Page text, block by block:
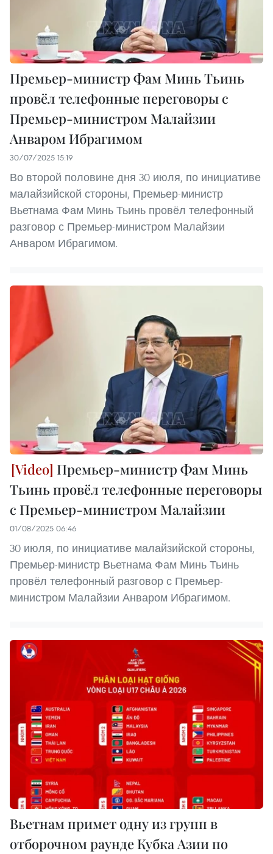
Премьер-министр Фам Минь Тьинь
провёл телефонные переговоры с
Премьер-министром Малайзии
Анваром Ибрагимом
30/07/2025 15:19
Во второй половине дня 30 июля, по инициативе
малайзийской стороны, Премьер-министр
Вьетнама Фам Минь Тьинь провёл телефонный
разговор с Премьер-министром Малайзии
Анваром Ибрагимом.
Премьер-министр Фам Минь
Тьинь провёл телефонные переговоры
с Премьер-министром Малайзии
01/08/2025 06:46
30 июля, по инициативе малайзийской стороны,
Премьер-министр Вьетнама Фам Минь Тьинь
провёл телефонный разговор с Премьер-
министром Малайзии Анваром Ибрагимом.
Вьетнам примет одну из групп в
отборочном раунде Кубка Азии по